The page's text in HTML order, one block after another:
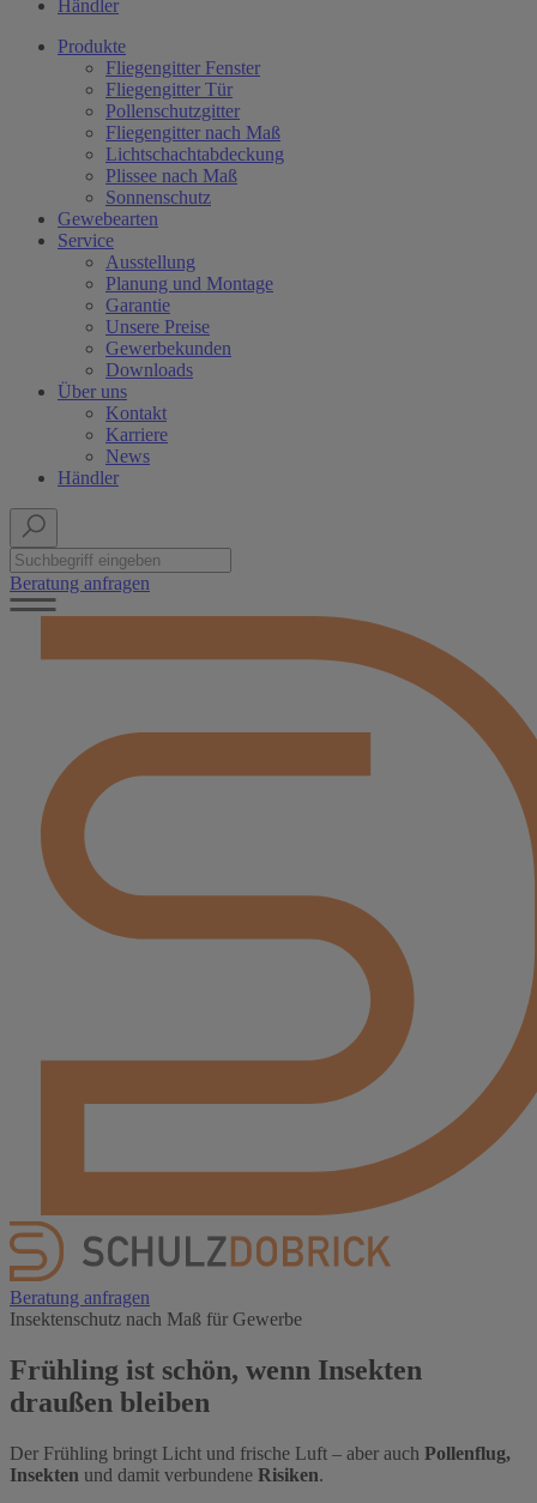
Händler
Produkte
Fliegengitter Fenster
Fliegengitter Tür
Pollenschutzgitter
Fliegengitter nach Maß
Lichtschachtabdeckung
Plissee nach Maß
Sonnenschutz
Gewebearten
Service
Ausstellung
Planung und Montage
Garantie
Unsere Preise
Gewerbekunden
Downloads
Über uns
Kontakt
Karriere
News
Händler
Beratung anfragen
Beratung anfragen
Insektenschutz nach Maß für Gewerbe
Frühling ist schön, wenn Insekten
draußen bleiben
Der Frühling bringt Licht und frische Luft – aber auch Pollenflug,
Insekten und damit verbundene Risiken.